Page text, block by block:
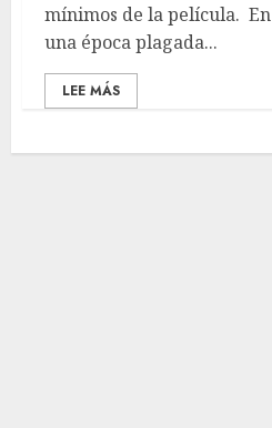
mínimos de la película. En
una época plagada...
LEE MÁS